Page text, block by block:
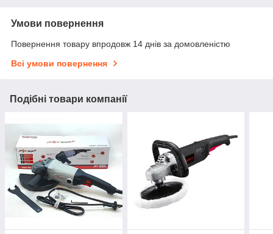
Умови повернення
Повернення товару впродовж 14 днів за домовленістю
Всі умови повернення
Подібні товари компанії